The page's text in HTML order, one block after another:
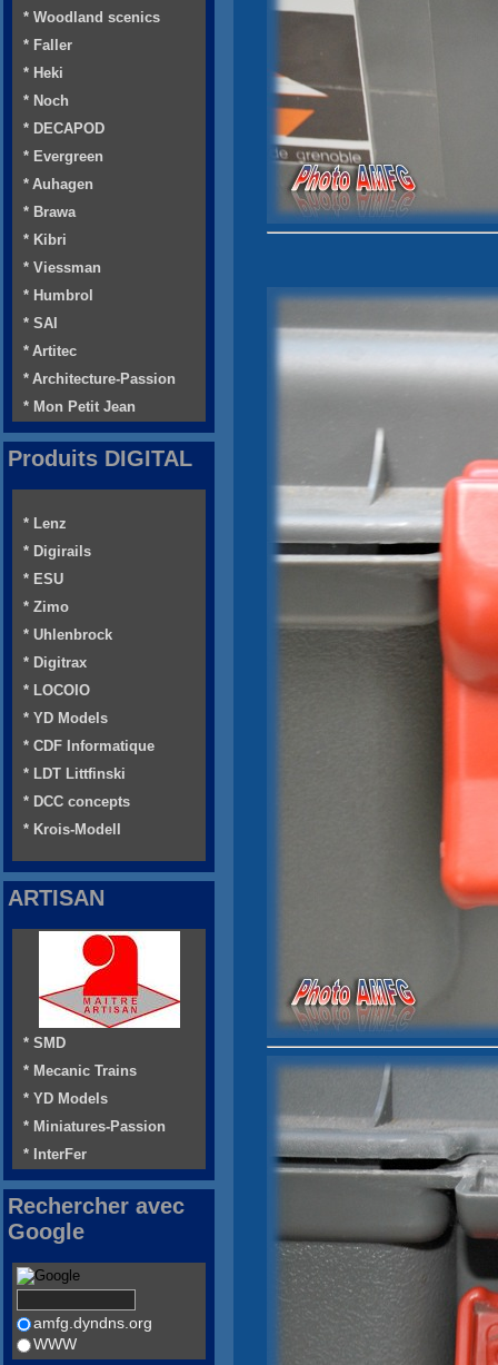
* Woodland scenics
* Faller
* Heki
* Noch
* DECAPOD
* Evergreen
* Auhagen
* Brawa
* Kibri
* Viessman
* Humbrol
* SAI
* Artitec
* Architecture-Passion
* Mon Petit Jean
Produits DIGITAL
* Lenz
* Digirails
* ESU
* Zimo
* Uhlenbrock
* Digitrax
* LOCOIO
* YD Models
* CDF Informatique
* LDT Littfinski
* DCC concepts
* Krois-Modell
ARTISAN
* SMD
* Mecanic Trains
* YD Models
* Miniatures-Passion
* InterFer
Rechercher avec
Google
amfg.dyndns.org
WWW